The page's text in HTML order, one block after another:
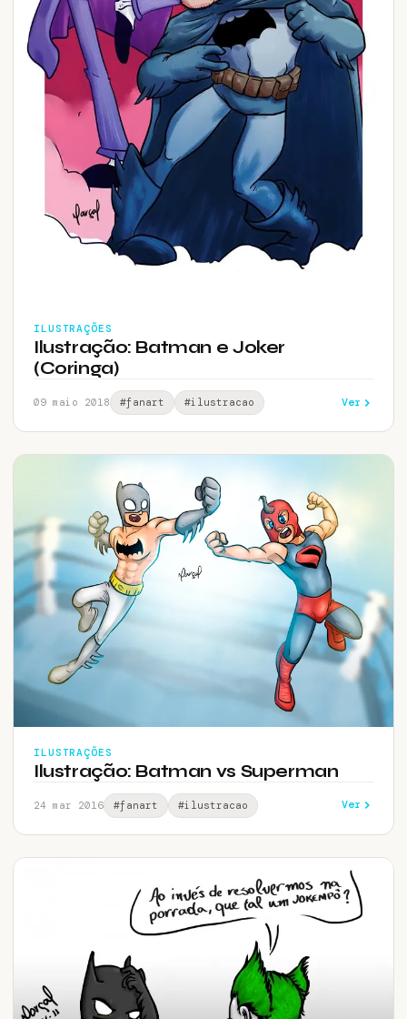
ILUSTRAÇÕES
Ilustração: Batman e Joker
(Coringa)
09 maio 2018 #fanart #ilustracao Ver
ILUSTRAÇÕES
Ilustração: Batman vs Superman
24 mar 2016 #fanart #ilustracao Ver